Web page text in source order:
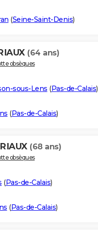
(Seine-Saint-Denis)
(64 ans)
obsèques
sous-Lens (Pas-de-Calais)
(Pas-de-Calais)
(68 ans)
obsèques
(Pas-de-Calais)
(Pas-de-Calais)